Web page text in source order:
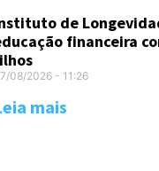
de
financeira
08/2026 11:26
mais